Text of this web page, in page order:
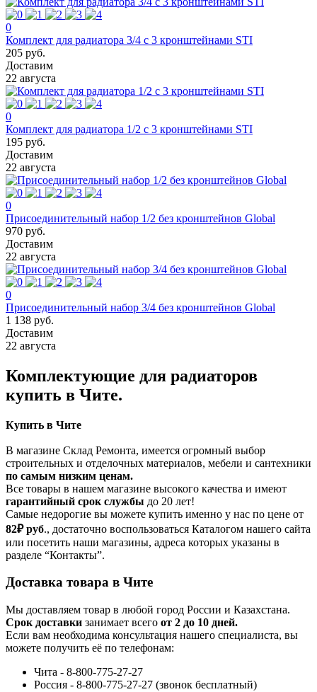
0
Комплект для радиатора 3/4 с 3 кронштейнами STI
205 руб.
Доставим
22 августа
0
Комплект для радиатора 1/2 с 3 кронштейнами STI
195 руб.
Доставим
22 августа
0
Присоединительный набор 1/2 без кронштейнов Global
970 руб.
Доставим
22 августа
0
Присоединительный набор 3/4 без кронштейнов Global
1 138 руб.
Доставим
22 августа
Комплектующие для радиаторов
купить в Чите.
Купить в Чите
В магазине Склад Ремонта, имеется огромный выбор
строительных и отделочных материалов, мебели и сантехники
по самым низким ценам.
Все товары в нашем магазине высокого качества и имеют
гарантийный срок службы до 20 лет!
Самые недорогие вы можете купить именно у нас по цене от
82₽ руб., достаточно воспользоваться Каталогом нашего сайта
или посетить наши магазины, адреса которых указаны в
разделе “Контакты”.
Доставка товара в Чите
Мы доставляем товар в любой город России и Казахстана.
Срок доставки занимает всего от 2 до 10 дней.
Если вам необходима консультация нашего специалиста, вы
можете получить её по телефонам:
Чита - 8-800-775-27-27
Россия - 8-800-775-27-27 (звонок бесплатный)